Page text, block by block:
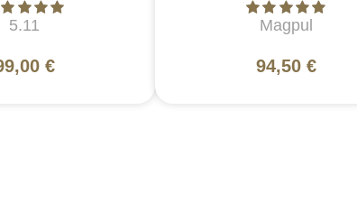
5.11
€
Magpul
94,50 €